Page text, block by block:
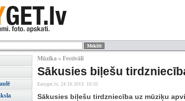
Mūzika » Festivāli
Sākusies biļešu
Easyget.lv, 24.10.2013. 10:35
Sākusies biļešu tirdzniecība uz mūziķu